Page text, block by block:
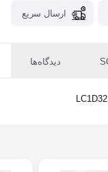
ارسال سریع
دیدگاه‌ها